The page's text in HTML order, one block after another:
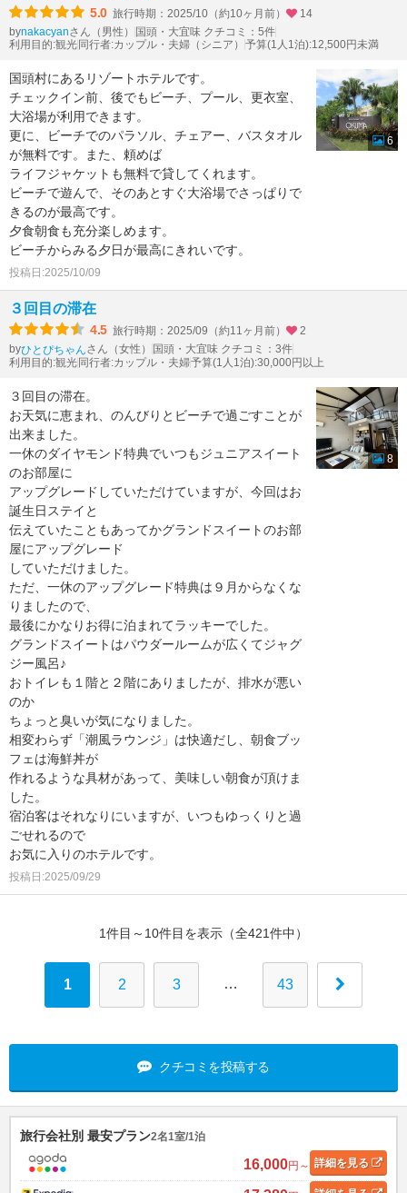
5.0 旅行時期：2025/10（約10ヶ月前）
14
bynakacyanさん（男性）
国頭・大宜味 クチコミ：5件
利用目的:観光 同行者:カップル・夫婦（シニア） 予算(1人1泊):12,500円未満
国頭村にあるリゾートホテルです。
チェックイン前、後でもビーチ、プール、更衣室、
大浴場が利用できます。
更に、ビーチでのパラソル、チェアー、バスタオル
が無料です。また、頼めば
ライフジャケットも無料で貸してくれます。
ビーチで遊んで、そのあとすぐ大浴場でさっぱりで
きるのが最高です。
夕食朝食も充分楽しめます。
ビーチからみる夕日が最高にきれいです。
投稿日:2025/10/09
6
３回目の滞在
4.5 旅行時期：2025/09（約11ヶ月前）
2
byひとぴちゃんさん（女性）
国頭・大宜味 クチコミ：3件
利用目的:観光同行者:カップル・夫婦予算(1人1泊):30,000円以上
３回目の滞在。
お天気に恵まれ、のんびりとビーチで過ごすことが
出来ました。
一休のダイヤモンド特典でいつもジュニアスイート
のお部屋に
アップグレードしていただけていますが、今回はお
誕生日ステイと
伝えていたこともあってかグランドスイートのお部
屋にアップグレード
していただけました。
ただ、一休のアップグレード特典は９月からなくな
りましたので、
最後にかなりお得に泊まれてラッキーでした。
グランドスイートはパウダールームが広くてジャグ
ジー風呂♪
おトイレも１階と２階にありましたが、排水が悪い
のか
ちょっと臭いが気になりました。
相変わらず「潮風ラウンジ」は快適だし、朝食ブッ
フェは海鮮丼が
作れるような具材があって、美味しい朝食が頂けま
した。
宿泊客はそれなりにいますが、いつもゆっくりと過
ごせれるので
お気に入りのホテルです。
投稿日:2025/09/29
8
1件目～10件目を表示（全421件中）
1 2 3 … 43
クチコミを投稿する
旅行会社別 最安プラン2名1室/1泊
16,000円～ 詳細を見る